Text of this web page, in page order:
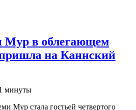
Мур в облегающем
на Каннский
минуты
Мур стала гостьей четвертого